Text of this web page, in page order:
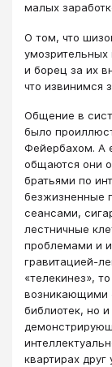
малых
О том, что
умозрительных
и борец за их
что извинимся
Общение в
было
Фейербахом. А
общаются они
братьями по
безжизненные
сеансами,
лестничные
проблемами и
гравитацией-
«телекинез»,
возникающими
библиотек, но
квартирах